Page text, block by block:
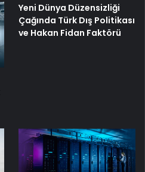
Yeni Dünya Düzensizliği
Çağında Türk Dış Politikası
ve Hakan Fidan Faktörü